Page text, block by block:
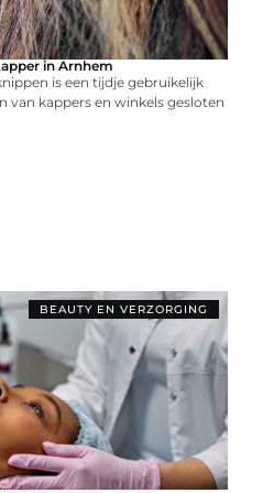
in Arnhem
is een tijdje gebruikelijk
van kappers en winkels gesloten
BEAUTY EN VERZORGING